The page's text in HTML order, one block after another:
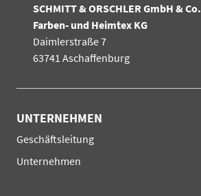
SCHMITT & ORSCHLER GmbH & Co.
Farben- und Heimtex KG
Daimlerstraße 7
63741 Aschaffenburg
UNTERNEHMEN
Navigation
überspringen
Geschäftsleitung
Unternehmen